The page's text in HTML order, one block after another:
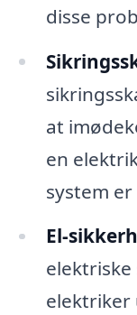
disse
at
en
system
El-
elektriske